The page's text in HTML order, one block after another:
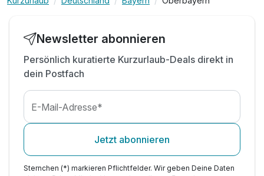
1 x Gutschein Abenteuergolfen am Kratzmühlsee
Newsletter abonnieren
Persönlich kuratierte Kurzurlaub-Deals direkt in
dein Postfach
E-Mail-Adresse*
Jetzt abonnieren
Sternchen (*) markieren Pflichtfelder. Wir geben Deine Daten